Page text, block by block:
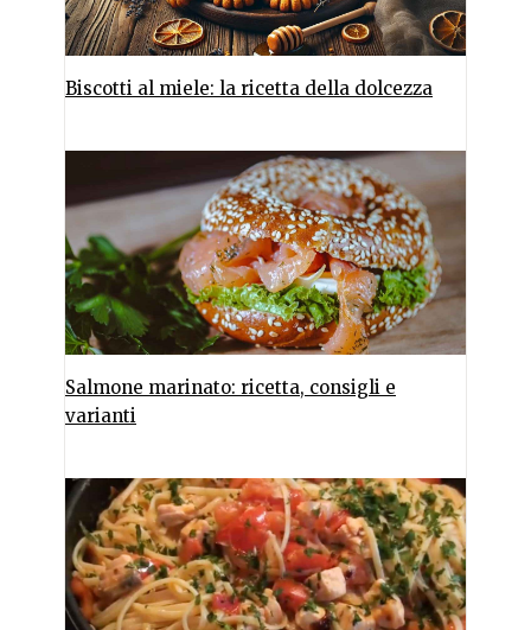
Biscotti al miele: la ricetta della dolcezza
Salmone marinato: ricetta, consigli e
varianti